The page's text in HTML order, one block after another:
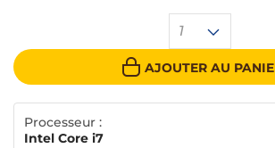
1
AJOUTER AU
Processeur :
Intel Core i7